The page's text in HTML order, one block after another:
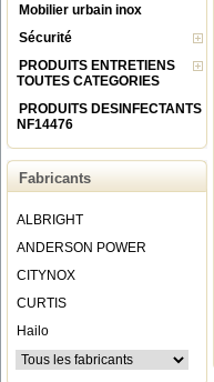
Mobilier urbain inox
Sécurité
PRODUITS ENTRETIENS
TOUTES CATEGORIES
PRODUITS DESINFECTANTS
NF14476
Fabricants
ALBRIGHT
ANDERSON POWER
CITYNOX
CURTIS
Hailo